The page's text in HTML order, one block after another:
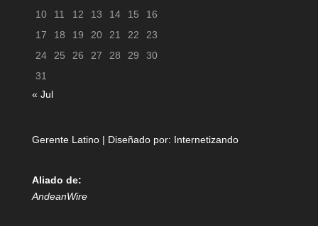
10
11 12 13 14 15
16
17
18 19 20 21 22
23
24
25 26 27 28 29
30
31
« Jul
Gerente Latino | Diseñado por: Internetizando
Aliado de:
AndeanWire